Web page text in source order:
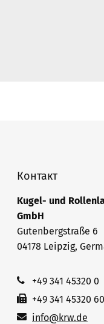
Контакт
Kugel- und
GmbH
Gutenbergstraße 6
04178 Leipzig,
+49 341 45320 0
+49 341 45320
info@krw.de